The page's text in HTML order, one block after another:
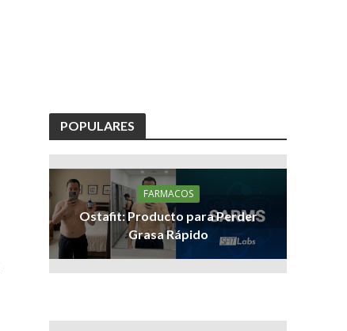
POPULARES
FARMACOS
Ostafit: Producto para Perder
Grasa Rápido